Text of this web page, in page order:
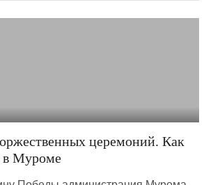
церемоний. Как
в Муроме